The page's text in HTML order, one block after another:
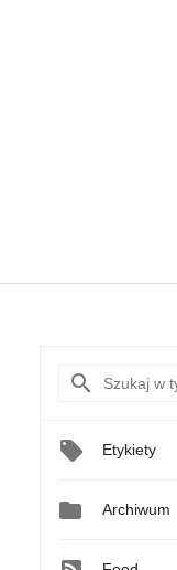
Etykiety
 Archiwum